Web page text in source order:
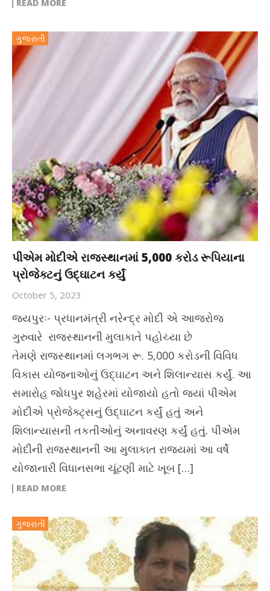
READ MORE
ગુજરાતી
પીએમ મોદીએ રાજસ્થાનમાં 5,000 કરોડ રૂપિયાના
પ્રોજેક્ટનું ઉદ્ઘાટન કર્યું
October 5, 2023
જયપુરઃ- પ્રધાનમંત્રી નરેન્દ્ર મોદી એ આજરોજ
ગુરુવારે રાજસ્થાનની મુલાકાતે પહોચ્યા છે
તેમણે રાજસ્થાનમાં લગભગ રૂ. 5,000 કરોડની વિવિધ
વિકાસ યોજનાઓનું ઉદ્ઘાટન અને શિલાન્યાસ કર્યું. આ
સમારોહ જોધપુર શહેરમાં યોજાયો હતો જ્યાં પીએમ
મોદીએ પ્રોજેક્ટ્સનું ઉદ્ઘાટન કર્યું હતું અને
શિલાન્યાસની તકતીઓનું અનાવરણ કર્યું હતું. પીએમ
મોદીની રાજસ્થાનની આ મુલાકાત રાજ્યમાં આ વર્ષે
યોજાનારી વિધાનસભા ચૂંટણી માટે ખૂબ […]
READ MORE
ગુજરાતી